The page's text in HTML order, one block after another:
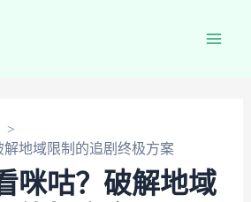
解地域限制的追剧终极方案
咪咕？破解地域